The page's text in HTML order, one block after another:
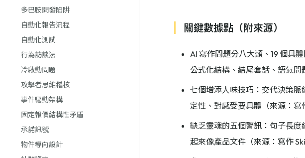
多巴胺開發陷阱
自動化報告流程
自動化測試
行為訪談法
冷啟動問題
攻擊者思維稽核
事件驅動架構
固定報價結構性矛盾
承諾訊號
物件導向設計
關鍵數據點（附來源）
AI 寫作問題分八大類、19 個具
公式化結構、結尾套話、語氣問
七個增添人味技巧：交代決策
定性、對感受要具體（來源：寫
缺乏靈魂的五個警訊：句子長
起來像產品文件（來源：寫作